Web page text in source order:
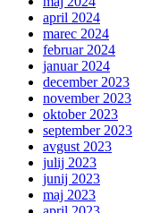
april 2024
marec 2024
februar 2024
januar 2024
december 2023
november 2023
oktober 2023
september 2023
avgust 2023
julij 2023
junij 2023
maj 2023